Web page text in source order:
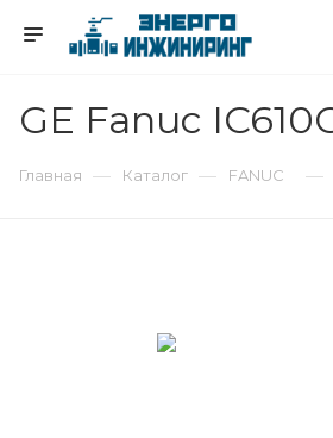
GE Fanuc
Главная — Каталог — FANUC —